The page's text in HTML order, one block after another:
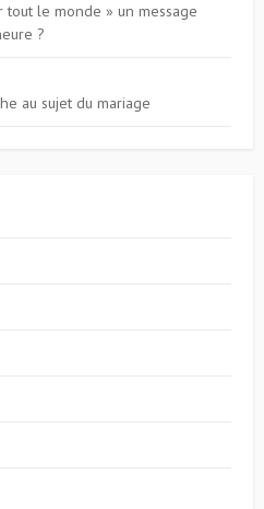
tout le monde » un message
?
au sujet du mariage